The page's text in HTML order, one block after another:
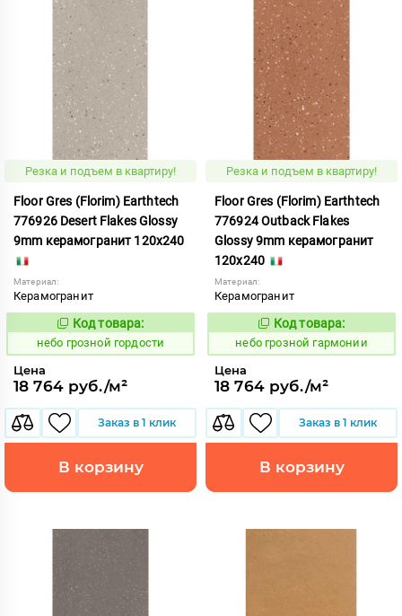
Резка и подъем в квартиру!
Floor Gres (Florim) Earthtech
776926 Desert Flakes Glossy
9mm керамогранит 120x240
Материал:
Керамогранит
1112143
Код товара:
небо грозной гордости
Цена
18 764 руб./м²
Заказ в 1 клик
В корзину
Резка и подъем в квартиру!
Floor Gres (Florim) Earthtech
776924 Outback Flakes
Glossy 9mm керамогранит
120x240
Материал:
Керамогранит
1112141
Код товара:
небо грозной гармонии
Цена
18 764 руб./м²
Заказ в 1 клик
В корзину